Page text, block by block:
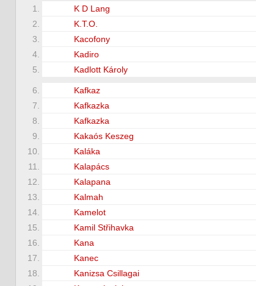
1. K D Lang
2. K.T.O.
3. Kacofony
4. Kadiro
5. Kadlott Károly
6. Kafkaz
7. Kafkazka
8. Kafkazka
9. Kakaós Keszeg
10. Kaláka
11. Kalapács
12. Kalapana
13. Kalmah
14. Kamelot
15. Kamil Střihavka
16. Kana
17. Kanec
18. Kanizsa Csillagai